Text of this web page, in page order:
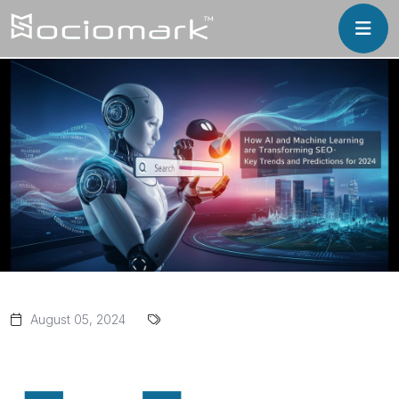
August 05, 2024